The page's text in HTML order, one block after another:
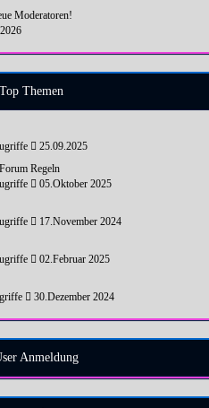
Moderatoren!
Top Themen
25.09.2025
Regeln
05.Oktober 2025
17.November 2024
02.Februar 2025
30.Dezember 2024
Anmeldung